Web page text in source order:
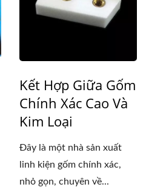
Kết Hợp Giữa Gốm
Chính Xác Cao Và
Kim Loại
Đây là một nhà sản xuất
linh kiện gốm chính xác,
nhỏ gọn, chuyên về...